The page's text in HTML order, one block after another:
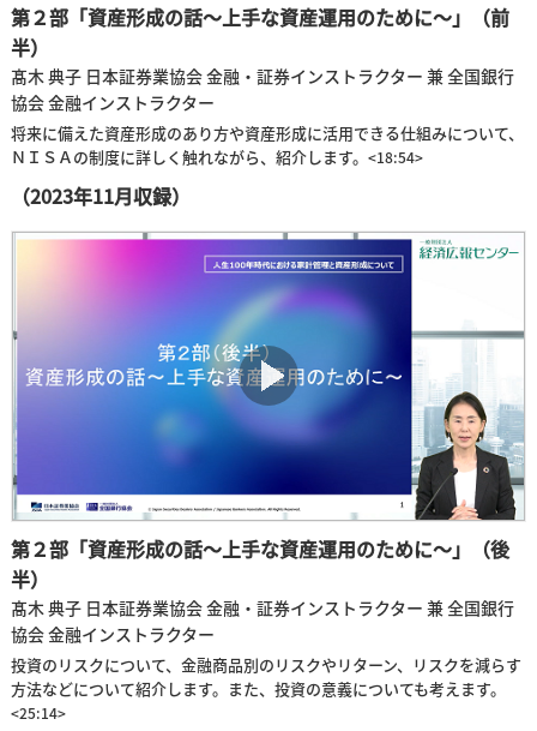
第２部「資産形成の話～上手な資産運用のために～」（前
半）
髙木 典子 日本証券業協会 金融・証券インストラクター 兼 全国銀行
協会 金融インストラクター
将来に備えた資産形成のあり方や資産形成に活用できる仕組みについて、
ＮＩＳＡの制度に詳しく触れながら、紹介します。 <18:54>
（2023年11月収録）
第２部「資産形成の話～上手な資産運用のために～」（後
半）
髙木 典子 日本証券業協会 金融・証券インストラクター 兼 全国銀行
協会 金融インストラクター
投資のリスクについて、金融商品別のリスクやリターン、リスクを減らす
方法などについて紹介します。また、投資の意義についても考えます。
<25:14>